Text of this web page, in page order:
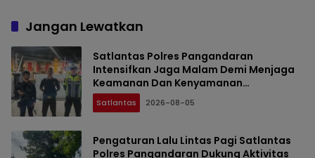
Jangan Lewatkan
Satlantas Polres Pangandaran
Intensifkan Jaga Malam Demi Menjaga
Keamanan Dan Kenyamanan
Masyarakat
Satlantas 2026-08-05
Pengaturan Lalu Lintas Pagi Satlantas
Polres Pangandaran Dukung Aktivitas